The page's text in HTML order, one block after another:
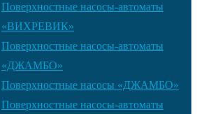
Поверхностные насосы-автоматы
«ВИХРЕВИК»
Поверхностные насосы-автоматы
«ДЖАМБО»
Поверхностные насосы «ДЖАМБО»
Поверхностные насосы-автоматы